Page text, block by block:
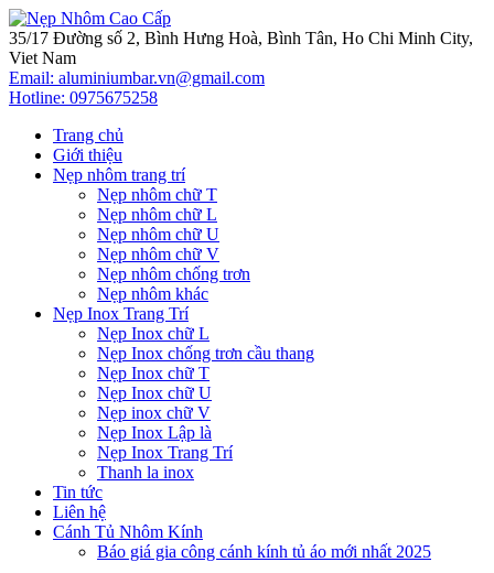
35/17 Đường số 2, Bình Hưng Hoà, Bình Tân, Ho Chi Minh City,
Viet Nam
Email: aluminiumbar.vn@gmail.com
Hotline: 0975675258
Trang chủ
Giới thiệu
Nẹp nhôm trang trí
Nẹp nhôm chữ T
Nẹp nhôm chữ L
Nẹp nhôm chữ U
Nẹp nhôm chữ V
Nẹp nhôm chống trơn
Nẹp nhôm khác
Nẹp Inox Trang Trí
Nẹp Inox chữ L
Nẹp Inox chống trơn cầu thang
Nẹp Inox chữ T
Nẹp Inox chữ U
Nẹp inox chữ V
Nẹp Inox Lập là
Nẹp Inox Trang Trí
Thanh la inox
Tin tức
Liên hệ
Cánh Tủ Nhôm Kính
Báo giá gia công cánh kính tủ áo mới nhất 2025